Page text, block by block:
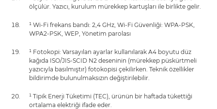
ölçülür. Yazıcı, kurulum mürekkep kartuşları ile birlikte gelir.
¹ Wi-Fi frekans bandı: 2,4 GHz, Wi-Fi Güvenliği: WPA-PSK,
WPA2-PSK, WEP, Yönetim parolası
¹ Fotokopi: Varsayılan ayarlar kullanılarak A4 boyutu düz
kağıda ISO/JIS-SCID N2 deseninin (mürekkep püskürtmeli
yazıcıyla basılmıştır) fotokopisi çekilirken. Teknik özellikler
bildirimde bulunulmaksızın değiştirilebilir.
¹ Tipik Enerji Tüketimi (TEC), ürünün bir haftada tükettiği
ortalama elektriği ifade eder.